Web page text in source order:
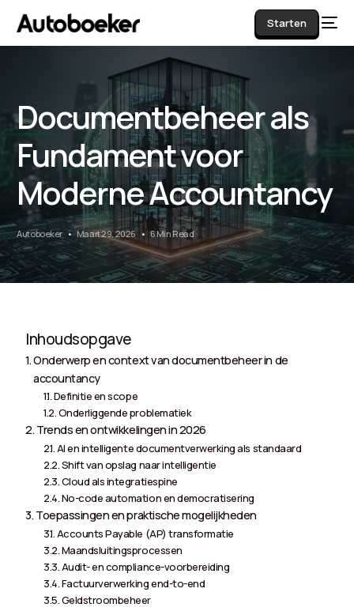
Starten
Documentbeheer als
Fundament voor
Moderne Accountancy
Autoboeker Maart 29, 2026 6 Min Read
Inhoudsopgave
Onderwerp en context van documentbeheer in de
accountancy
Definitie en scope
Onderliggende problematiek
Trends en ontwikkelingen in 2026
AI en intelligente documentverwerking als standaard
Shift van opslag naar intelligentie
Cloud als integratiespine
No-code automation en democratisering
Toepassingen en praktische mogelijkheden
Accounts Payable (AP) transformatie
Maandsluitingsprocessen
Audit- en compliance-voorbereiding
Factuurverwerking end-to-end
Geldstroombeheer
AI